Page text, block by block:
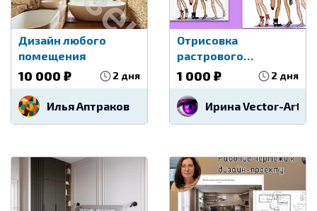
Дизайн любого
помещения
10 000 ₽ 2 дня
Илья Аптраков
Отрисовка
растрового
изображения в
вектор
1 000 ₽ 2 дня
Ирина Vector-Art-